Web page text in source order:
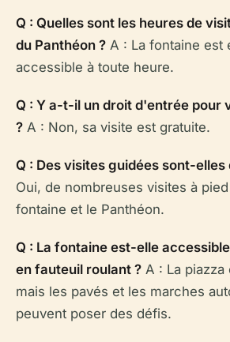
Q : Quelles sont les heures de
du Panthéon ? A : La fontaine est
accessible à toute heure.
Q : Y a-t-il un droit d'entrée pour
? A : Non, sa visite est gratuite.
Q : Des visites guidées sont-elles
Oui, de nombreuses visites à
fontaine et le Panthéon.
Q : La fontaine est-elle
en fauteuil roulant ? A : La
mais les pavés et les marches
peuvent poser des défis.